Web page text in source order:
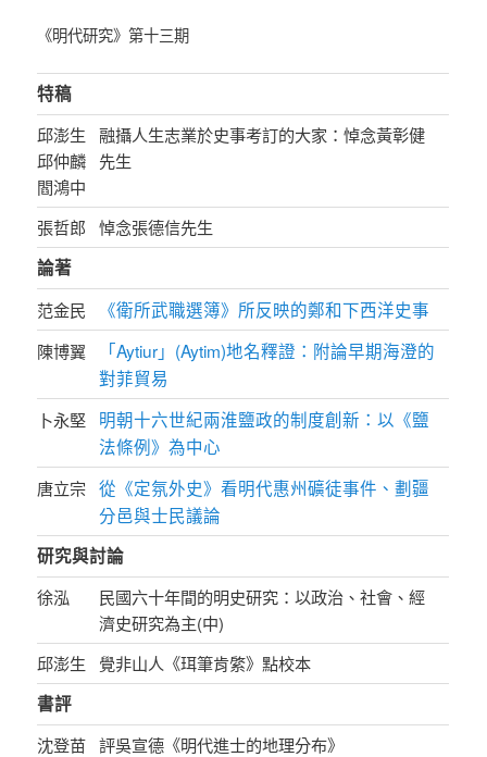
《明代研究》第十三期
特稿
邱澎生
邱仲麟
閻鴻中
融攝人生志業於史事考訂的大家：悼念黃彰健
先生
張哲郎 悼念張德信先生
論著
范金民 《衛所武職選簿》所反映的鄭和下西洋史事
陳博翼
「Aytiur」(Aytim)地名釋證：附論早期海澄的
對菲貿易
卜永堅
明朝十六世紀兩淮鹽政的制度創新：以《鹽
法條例》為中心
唐立宗 從《定氛外史》看明代惠州礦徒事件、劃疆
分邑與士民議論
研究與討論
徐泓
民國六十年間的明史研究：以政治、社會、經
濟史研究為主(中)
邱澎生
覺非山人《珥筆肯綮》點校本
書評
沈登苗 評吳宣德《明代進士的地理分布》